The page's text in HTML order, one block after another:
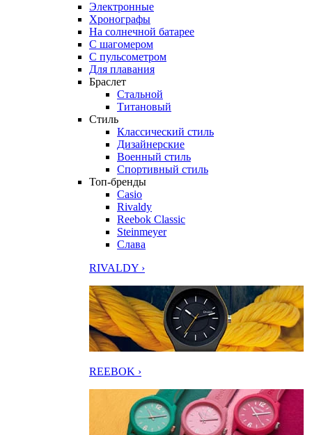
Электронные
Хронографы
На солнечной батарее
С шагомером
С пульсометром
Для плавания
Браслет
Стальной
Титановый
Стиль
Классический стиль
Дизайнерские
Военный стиль
Спортивный стиль
Топ-бренды
Casio
Rivaldy
Reebok Classic
Steinmeyer
Слава
RIVALDY ›
REEBOK ›